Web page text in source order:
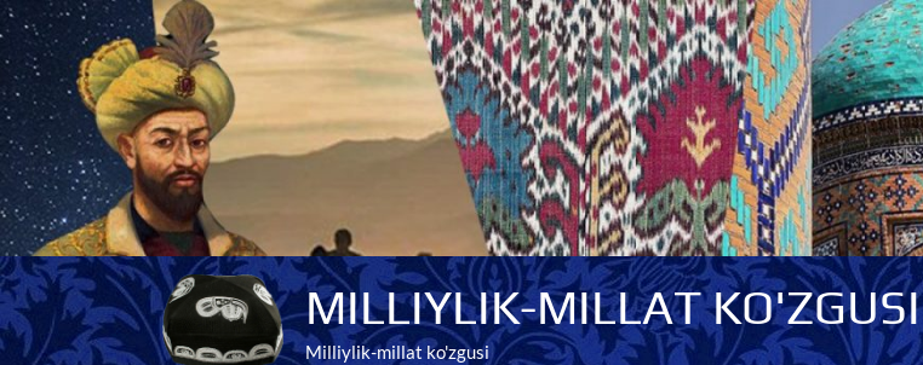
Skip
to
content
MILLIYLIK-MILLAT KO'ZGUSI
Milliylik-millat ko'zgusi